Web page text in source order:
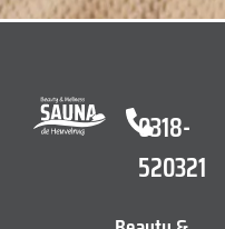
0318-
520321